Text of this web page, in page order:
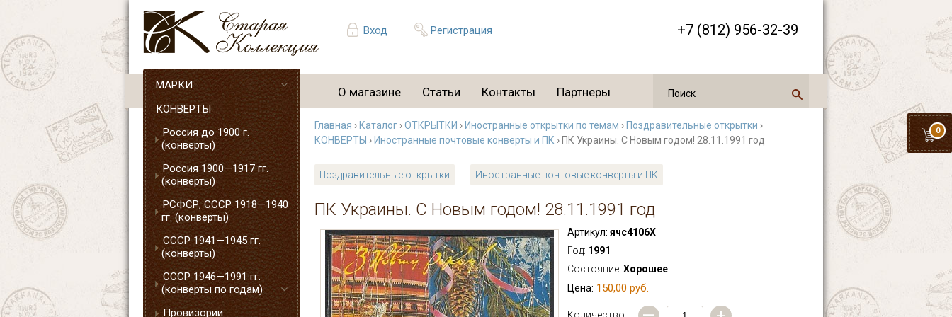
Вход Регистрация +7 (812) 956-32-39
0
О магазине Статьи Контакты Партнеры
МАРКИ
КОНВЕРТЫ
Россия до 1900 г.
(конверты)
Россия 1900—1917 гг.
(конверты)
РСФСР, СССР 1918—1940
гг. (конверты)
СССР 1941—1945 гг.
(конверты)
СССР 1946—1991 гг.
(конверты по годам)
Провизории
Главная › Каталог ›ОТКРЫТКИ › Иностранные открытки по темам › Поздравительные открытки ›
КОНВЕРТЫ › Иностранные почтовые конверты и ПК › ПК Украины. С Новым годом! 28.11.1991 год
Поздравительные открытки Иностранные почтовые конверты и ПК
ПК Украины. С Новым годом! 28.11.1991 год
Артикул: ячс4106Х
Год: 1991
Состояние: Хорошее
Цена: 150,00 руб.